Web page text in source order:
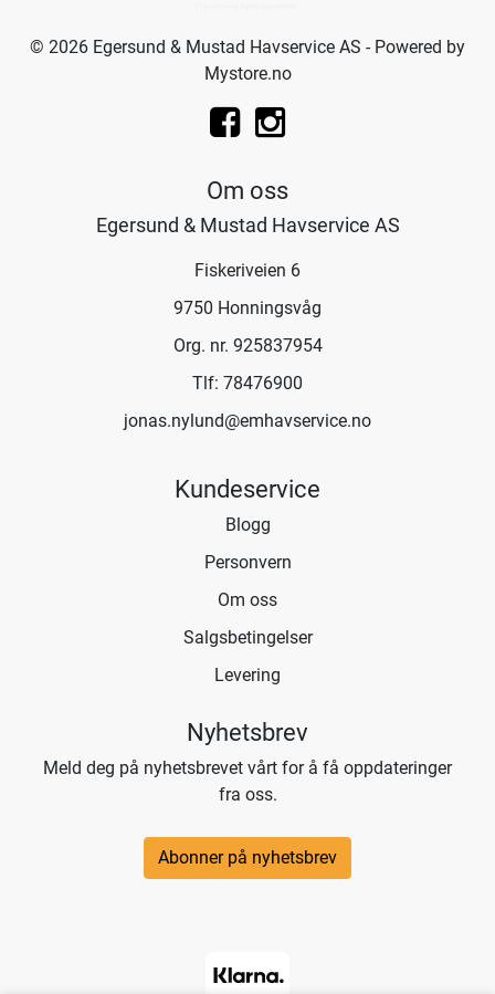
© 2026 Egersund & Mustad Havservice AS - Powered by
Mystore.no
Om oss
Egersund & Mustad Havservice AS
Fiskeriveien 6
9750 Honningsvåg
Org. nr. 925837954
Tlf: 78476900
jonas.nylund@emhavservice.no
Kundeservice
Blogg
Personvern
Om oss
Salgsbetingelser
Levering
Nyhetsbrev
Meld deg på nyhetsbrevet vårt for å få oppdateringer
fra oss.
Abonner på nyhetsbrev